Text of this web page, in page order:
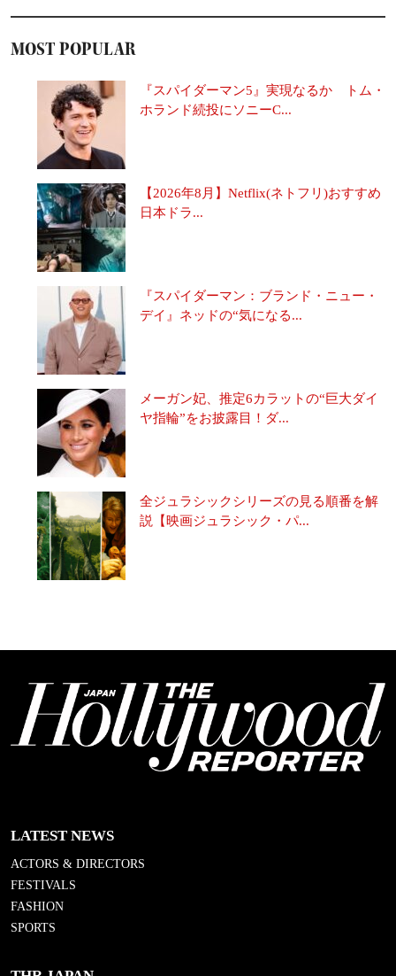
MOST POPULAR
『スパイダーマン5』実現なるか トム・
ホランド続投にソニーC...
【2026年8月】Netflix(ネトフリ)おすすめ
日本ドラ...
『スパイダーマン：ブランド・ニュー・
デイ』ネッドの“気になる...
メーガン妃、推定6カラットの“巨大ダイ
ヤ指輪”をお披露目！ダ...
全ジュラシックシリーズの見る順番を解
説【映画ジュラシック・パ...
LATEST NEWS
ACTORS & DIRECTORS
FESTIVALS
FASHION
SPORTS